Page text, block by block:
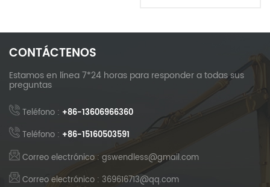
CONTÁCTENOS
Estamos en línea 7*24 horas para responder a todas sus
preguntas
Teléfono : +86-13606966360
Teléfono : +86-15160503591
Correo electrónico : gswendless@gmail.com
Correo electrónico : 369616713@qq.com